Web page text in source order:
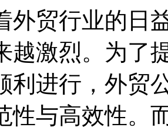
外贸行业的日
越激烈。为了
利进行，外贸
性与高效性。